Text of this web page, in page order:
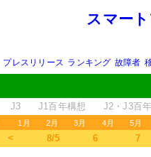
スマー
プレスリリース ランキング 故障者
J3 J1百年構想 J2・J3百
1月 2月 3月 4月 5月
＜ 8/5 6 7